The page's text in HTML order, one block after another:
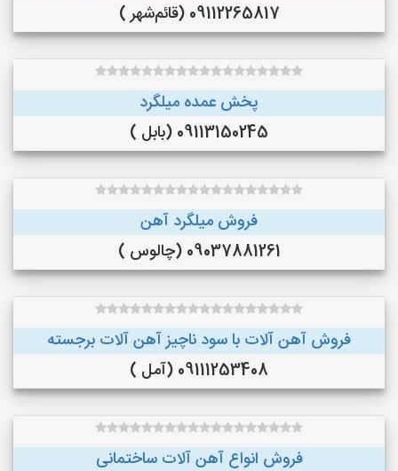
09112265817 (قائم‌شهر )
پخش عمده میلگرد
09113150245 (بابل )
فروش میلگرد آهن
09037881261 (چالوس )
فروش آهن آلات با سود ناچیز آهن آلات برجسته
09111253408 (آمل )
فروش انواع آهن آلات ساختمانی